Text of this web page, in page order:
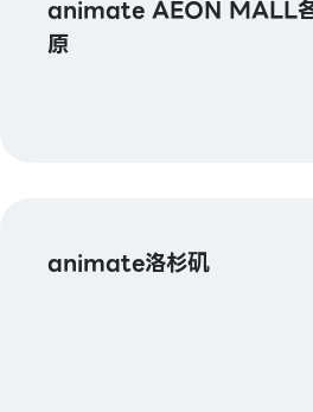
animate AEON MALL
原
animate洛杉矶